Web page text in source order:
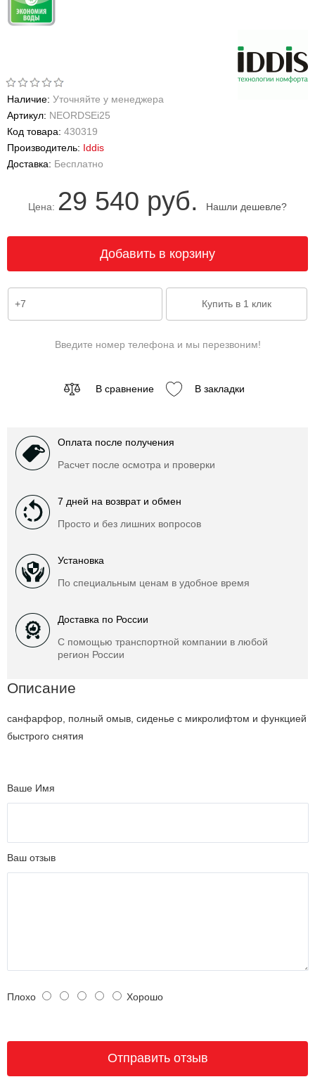
Наличие: Уточняйте у менеджера
Артикул: NEORDSEi25
Код товара: 430319
Производитель: Iddis
Доставка: Бесплатно
Цена: 29 540 руб. Нашли дешевле?
Введите номер телефона и мы перезвоним!
В сравнение В закладки
Оплата после получения
Расчет после осмотра и проверки
7 дней на возврат и обмен
Просто и без лишних вопросов
Установка
По специальным ценам в удобное время
Доставка по России
С помощью транспортной компании в любой
регион России
Описание
санфарфор, полный омыв, сиденье с микролифтом и функцией
быстрого снятия
Ваше Имя
Ваш отзыв
Плохо Хорошо